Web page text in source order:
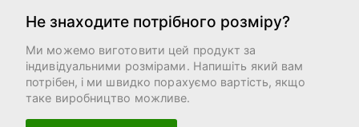
Не знаходите потрібного розміру?
Ми можемо виготовити цей продукт за
індивідуальними розмірами. Напишіть який вам
потрібен, і ми швидко порахуємо вартість, якщо
таке виробництво можливе.